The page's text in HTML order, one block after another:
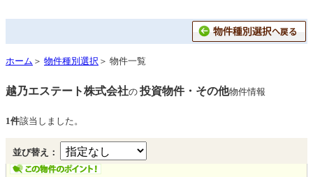
ホーム ＞ 物件種別選択 ＞ 物件一覧
越乃エステート株式会社の 投資物件・その他物件情報
1件該当しました。
並び替え：